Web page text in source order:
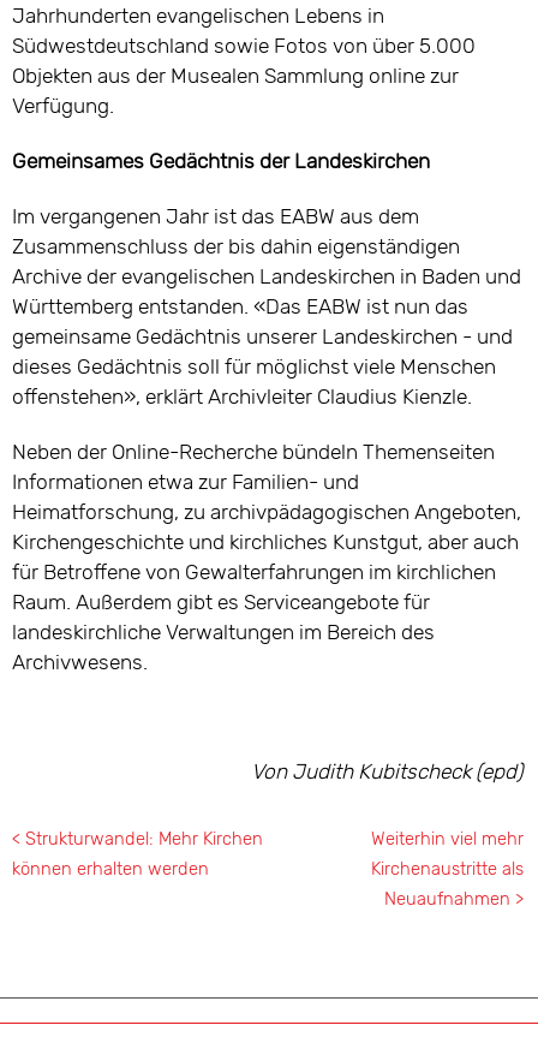
Jahrhunderten evangelischen Lebens in
Südwestdeutschland sowie Fotos von über 5.000
Objekten aus der Musealen Sammlung online zur
Verfügung.
Gemeinsames Gedächtnis der Landeskirchen
Im vergangenen Jahr ist das EABW aus dem
Zusammenschluss der bis dahin eigenständigen
Archive der evangelischen Landeskirchen in Baden und
Württemberg entstanden. «Das EABW ist nun das
gemeinsame Gedächtnis unserer Landeskirchen - und
dieses Gedächtnis soll für möglichst viele Menschen
offenstehen», erklärt Archivleiter Claudius Kienzle.
Neben der Online-Recherche bündeln Themenseiten
Informationen etwa zur Familien- und
Heimatforschung, zu archivpädagogischen Angeboten,
Kirchengeschichte und kirchliches Kunstgut, aber auch
für Betroffene von Gewalterfahrungen im kirchlichen
Raum. Außerdem gibt es Serviceangebote für
landeskirchliche Verwaltungen im Bereich des
Archivwesens.
Von Judith Kubitscheck (epd)
< Strukturwandel: Mehr Kirchen
können erhalten werden
Weiterhin viel mehr
Kirchenaustritte als
Neuaufnahmen >